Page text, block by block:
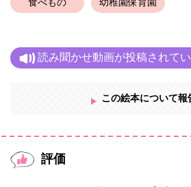
食べもの 幼稚園保育園
読み聞かせ動画が投稿されて
この絵本について報
評価